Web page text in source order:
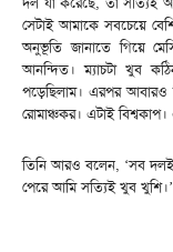
সেটাই আমাকে সবচেয়ে
অনুভূতি জানাতে গিয়ে
আনন্দিত। ম্যাচটা খুব
পড়েছিলাম। এরপর
রোমাঞ্চকর। এটাই
তিনি আরও বলেন, ‘সব দলই
পেরে আমি সত্যিই খুব খুশি।’